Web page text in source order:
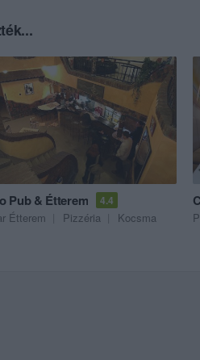
Pub & Étterem 4.4
Étterem Pizzéria Kocsma